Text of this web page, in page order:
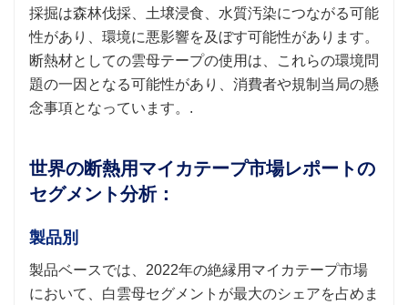
採掘は森林伐採、土壌浸食、水質汚染につながる可能
性があり、環境に悪影響を及ぼす可能性があります。
断熱材としての雲母テープの使用は、これらの環境問
題の一因となる可能性があり、消費者や規制当局の懸
念事項となっています。.
世界の断熱用マイカテープ市場レポートの
セグメント分析：
製品別
製品ベースでは、2022年の絶縁用マイカテープ市場
において、白雲母セグメントが最大のシェアを占めま